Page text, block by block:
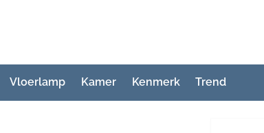
Vloerlamp Kamer Kenmerk Trend